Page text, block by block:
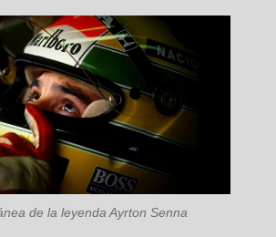
de la leyenda Ayrton Senna